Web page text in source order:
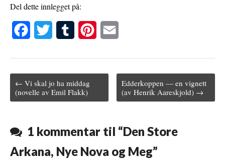
Del dette innlegget på:
e
b
o
k
t
t
r
b
l
e
e
s
l
Post navigation
← Vi skal jo ha middag
(novelle av Emil Flakk)
Edderkoppen — en vignett
(av Henrik Aareskjold) →
1 kommentar til “Den Store
Arkana, Nye Nova og Meg”